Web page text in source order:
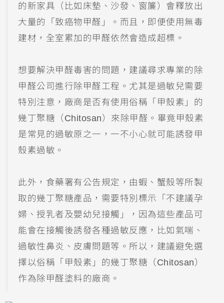
的新家具（比如床墊、沙發、窗簾）會釋放出
大量的「致癌物甲醛」。而且，即便使用無毒
建材，全室累加的甲醛依然會造成超標。
想要解決甲醛毒害的問題，建議尋求專業的除
甲醛公司進行除甲醛工程。尤其是過敏兒需要
特別注意，廠商是否有使用俗稱「甲殼素」的
幾丁聚糖（Chitosan）來除甲醛。畢竟甲殼素
是常見的過敏原之一，一不小心就可能誘發甲
殼素過敏。
此外，食藥署有公告規定，由蝦、蟹殼等所製
取的幾丁聚糖產品，需要特別標示「不建議孕
婦、授乳者及嬰幼兒接觸」，因為這些產品可
能會在接觸後誘發各種過敏反應，比如氣喘、
過敏性鼻炎、皮膚問題等。所以，建議避免選
擇以俗稱「甲殼素」的幾丁聚糖（Chitosan）
作為除甲醛塗料的廠商。